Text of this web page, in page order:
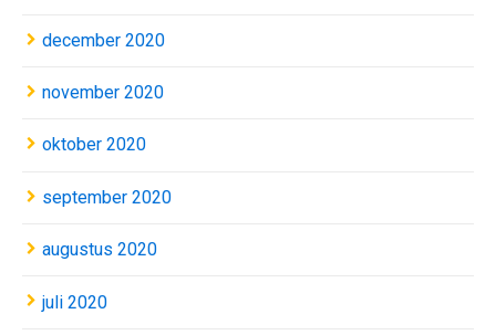
december 2020
november 2020
oktober 2020
september 2020
augustus 2020
juli 2020